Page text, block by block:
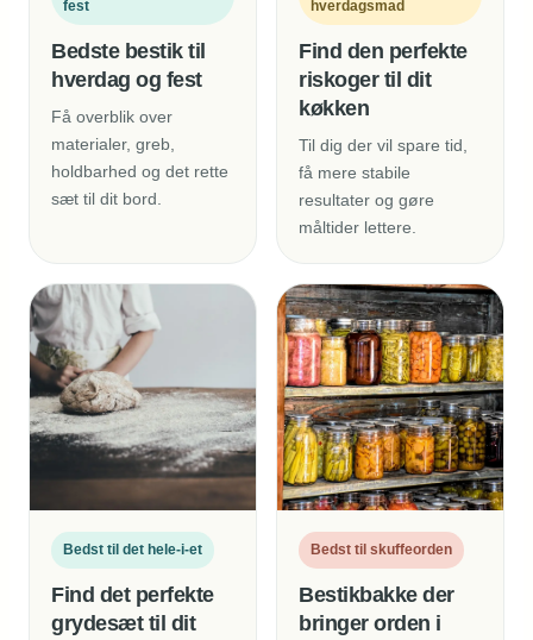
fest
Bedste bestik til
hverdag og fest
Få overblik over
materialer, greb,
holdbarhed og det rette
sæt til dit bord.
hverdagsmad
Find den perfekte
riskoger til dit
køkken
Til dig der vil spare tid,
få mere stabile
resultater og gøre
måltider lettere.
Bedst til det hele-i-et
Find det perfekte
grydesæt til dit
Bedst til skuffeorden
Bestikbakke der
bringer orden i